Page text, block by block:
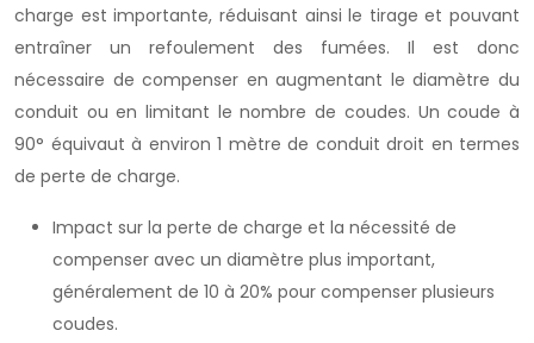
charge est importante, réduisant ainsi le tirage et pouvant
entraîner un refoulement des fumées. Il est donc
nécessaire de compenser en augmentant le diamètre du
conduit ou en limitant le nombre de coudes. Un coude à
90° équivaut à environ 1 mètre de conduit droit en termes
de perte de charge.
Impact sur la perte de charge et la nécessité de
compenser avec un diamètre plus important,
généralement de 10 à 20% pour compenser plusieurs
coudes.